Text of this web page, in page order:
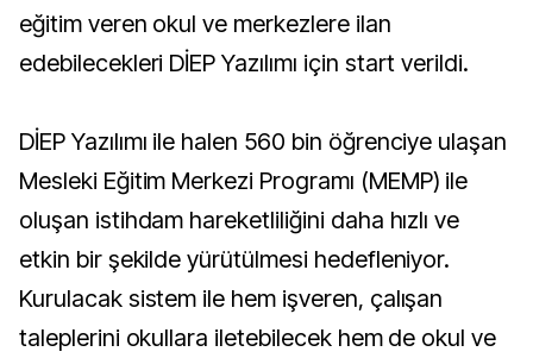
eğitim veren okul ve merkezlere ilan
edebilecekleri DİEP Yazılımı için start verildi.
DİEP Yazılımı ile halen 560 bin öğrenciye ulaşan
Mesleki Eğitim Merkezi Programı (MEMP) ile
oluşan istihdam hareketliliğini daha hızlı ve
etkin bir şekilde yürütülmesi hedefleniyor.
Kurulacak sistem ile hem işveren, çalışan
taleplerini okullara iletebilecek hem de okul ve